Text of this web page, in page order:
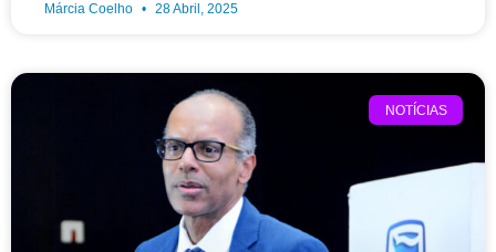
Márcia Coelho 28 Abril, 2025
NOTÍCIAS